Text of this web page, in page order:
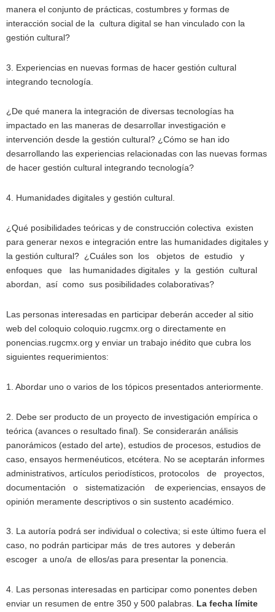
manera el conjunto de prácticas, costumbres y formas de
interacción social de la cultura digital se han vinculado con la
gestión cultural?
3. Experiencias en nuevas formas de hacer gestión cultural
integrando tecnología.
¿De qué manera la integración de diversas tecnologías ha
impactado en las maneras de desarrollar investigación e
intervención desde la gestión cultural? ¿Cómo se han ido
desarrollando las experiencias relacionadas con las nuevas formas
de hacer gestión cultural integrando tecnología?
4. Humanidades digitales y gestión cultural.
¿Qué posibilidades teóricas y de construcción colectiva existen
para generar nexos e integración entre las humanidades digitales y
la gestión cultural? ¿Cuáles son los objetos de estudio y
enfoques que las humanidades digitales y la gestión cultural
abordan, así como sus posibilidades colaborativas?
Las personas interesadas en participar deberán acceder al sitio
web del coloquio coloquio.rugcmx.org o directamente en
ponencias.rugcmx.org y enviar un trabajo inédito que cubra los
siguientes requerimientos:
1. Abordar uno o varios de los tópicos presentados anteriormente.
2. Debe ser producto de un proyecto de investigación empírica o
teórica (avances o resultado final). Se considerarán análisis
panorámicos (estado del arte), estudios de procesos, estudios de
caso, ensayos hermenéuticos, etcétera. No se aceptarán informes
administrativos, artículos periodísticos, protocolos de proyectos,
documentación o sistematización de experiencias, ensayos de
opinión meramente descriptivos o sin sustento académico.
3. La autoría podrá ser individual o colectiva; si este último fuera el
caso, no podrán participar más de tres autores y deberán
escoger a uno/a de ellos/as para presentar la ponencia.
4. Las personas interesadas en participar como ponentes deben
enviar un resumen de entre 350 y 500 palabras. La fecha límite